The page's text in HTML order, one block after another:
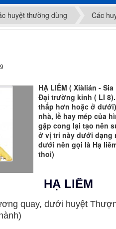
huyệt thường dùng Các
HẠ LIÊM ( Xiàlián -
Đại trường kinh ( LI
thấp hơn hoặc ở
nhà, lề hay mép của
gập cong lại tạo nên
ở vị trí này dưới dạng
dưới nên gọi là Hạ
thoi)
HẠ LIÊM
quay, dưới huyệt